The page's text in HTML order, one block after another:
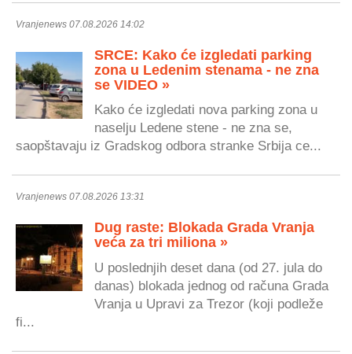
Vranjenews 07.08.2026 14:02
SRCE: Kako će izgledati parking
zona u Ledenim stenama - ne zna
se VIDEO »
Kako će izgledati nova parking zona u
naselju Ledene stene - ne zna se,
saopštavaju iz Gradskog odbora stranke Srbija ce...
Vranjenews 07.08.2026 13:31
Dug raste: Blokada Grada Vranja
veća za tri miliona »
U poslednjih deset dana (od 27. jula do
danas) blokada jednog od računa Grada
Vranja u Upravi za Trezor (koji podleže
fi...